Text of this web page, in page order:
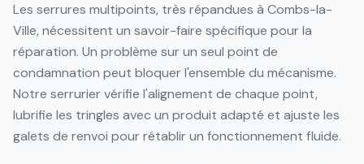
Les serrures multipoints, très répandues à Combs-la-
Ville, nécessitent un savoir-faire spécifique pour la
réparation. Un problème sur un seul point de
condamnation peut bloquer l'ensemble du mécanisme.
Notre serrurier vérifie l'alignement de chaque point,
lubrifie les tringles avec un produit adapté et ajuste les
galets de renvoi pour rétablir un fonctionnement fluide.